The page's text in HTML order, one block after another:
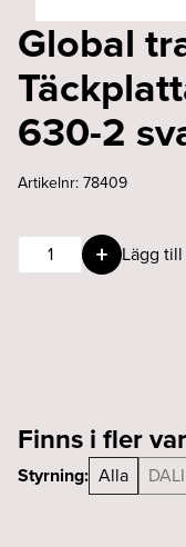
Global
630-2
Artikelnr:78409
Global
trac
630-
svart
Lägg
Finns i fler
Styrning: Alla DALI